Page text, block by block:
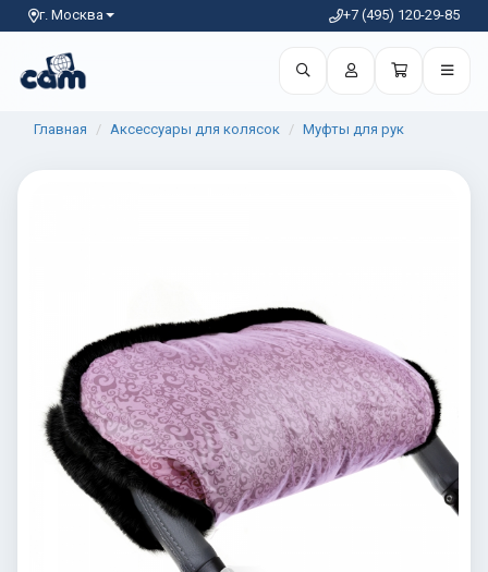
г. Москва +7 (495) 120-29-85
Главная Аксессуары для колясок Муфты для рук